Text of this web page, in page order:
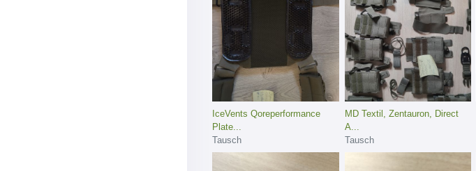
IceVents Qoreperformance
Plate...
Tausch
MD Textil, Zentauron, Direct
A...
Tausch